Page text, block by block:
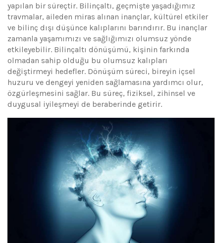
yapılan bir süreçtir. Bilinçaltı, geçmişte yaşadığımız
travmalar, aileden miras alınan inançlar, kültürel etkiler
ve bilinç dışı düşünce kalıplarını barındırır. Bu inançlar
zamanla yaşamımızı ve sağlığımızı olumsuz yönde
etkileyebilir. Bilinçaltı dönüşümü, kişinin farkında
olmadan sahip olduğu bu olumsuz kalıpları
değiştirmeyi hedefler. Dönüşüm süreci, bireyin içsel
huzuru ve dengeyi yeniden sağlamasına yardımcı olur,
özgürleşmesini sağlar. Bu süreç, fiziksel, zihinsel ve
duygusal iyileşmeyi de beraberinde getirir.